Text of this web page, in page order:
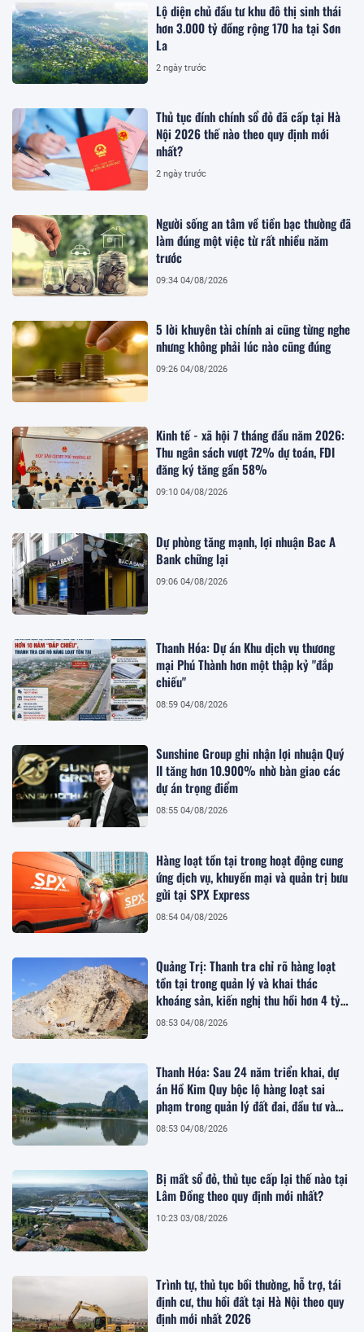
Lộ diện chủ đầu tư khu đô thị sinh thái
hơn 3.000 tỷ đồng rộng 170 ha tại Sơn
La
2 ngày trước
Thủ tục đính chính sổ đỏ đã cấp tại Hà
Nội 2026 thế nào theo quy định mới
nhất?
2 ngày trước
Người sống an tâm về tiền bạc thường đã
làm đúng một việc từ rất nhiều năm
trước
09:34 04/08/2026
5 lời khuyên tài chính ai cũng từng nghe
nhưng không phải lúc nào cũng đúng
09:26 04/08/2026
Kinh tế - xã hội 7 tháng đầu năm 2026:
Thu ngân sách vượt 72% dự toán, FDI
đăng ký tăng gần 58%
09:10 04/08/2026
Dự phòng tăng mạnh, lợi nhuận Bac A
Bank chững lại
09:06 04/08/2026
Thanh Hóa: Dự án Khu dịch vụ thương
mại Phú Thành hơn một thập kỷ "đắp
chiếu"
08:59 04/08/2026
Sunshine Group ghi nhận lợi nhuận Quý
II tăng hơn 10.900% nhờ bàn giao các
dự án trọng điểm
08:55 04/08/2026
Hàng loạt tồn tại trong hoạt động cung
ứng dịch vụ, khuyến mại và quản trị bưu
gửi tại SPX Express
08:54 04/08/2026
Quảng Trị: Thanh tra chỉ rõ hàng loạt
tồn tại trong quản lý và khai thác
khoáng sản, kiến nghị thu hồi hơn 4 tỷ
đồng
08:53 04/08/2026
Thanh Hóa: Sau 24 năm triển khai, dự
án Hồ Kim Quy bộc lộ hàng loạt sai
phạm trong quản lý đất đai, đầu tư và
quy hoạch
08:53 04/08/2026
Bị mất sổ đỏ, thủ tục cấp lại thế nào tại
Lâm Đồng theo quy định mới nhất?
10:23 03/08/2026
Trình tự, thủ tục bồi thường, hỗ trợ, tái
định cư, thu hồi đất tại Hà Nội theo quy
định mới nhất 2026